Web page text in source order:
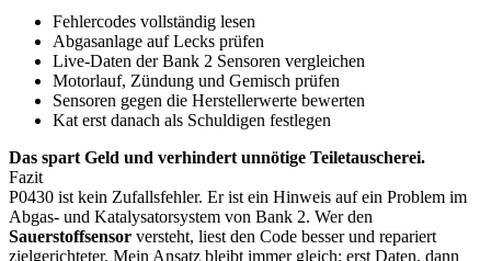
Fehlercodes vollständig lesen
Abgasanlage auf Lecks prüfen
Live-Daten der Bank 2 Sensoren vergleichen
Motorlauf, Zündung und Gemisch prüfen
Sensoren gegen die Herstellerwerte bewerten
Kat erst danach als Schuldigen festlegen
Das spart Geld und verhindert unnötige Teiletauscherei.
Fazit
P0430 ist kein Zufallsfehler. Er ist ein Hinweis auf ein Problem im
Abgas- und Katalysatorsystem von Bank 2. Wer den
Sauerstoffsensor versteht, liest den Code besser und repariert
zielgerichteter. Mein Ansatz bleibt immer gleich: erst Daten, dann